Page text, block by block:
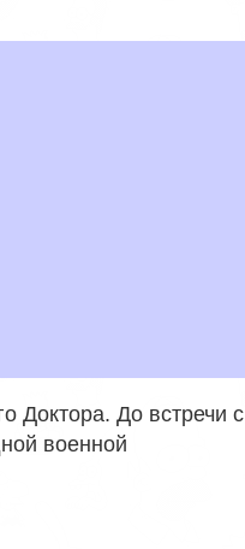
Доктора. До встречи с
военной